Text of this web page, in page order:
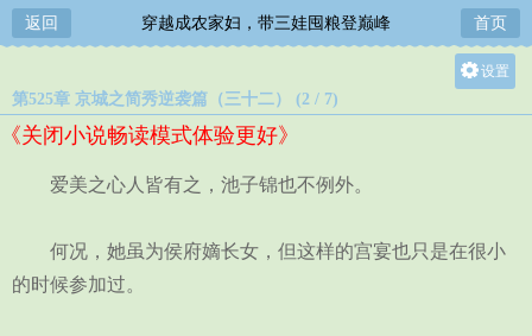
返回 穿越成农家妇，带三娃囤粮登巅峰 首页
设置
第525章 京城之简秀逆袭篇（三十二） (2 / 7)
《关闭小说畅读模式体验更好》
爱美之心人皆有之，池子锦也不例外。
何况，她虽为侯府嫡长女，但这样的宫宴也只是在很小
的时候参加过。